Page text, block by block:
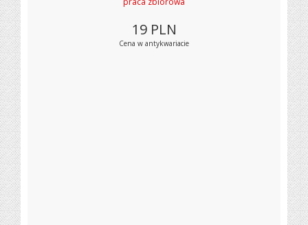
19 PLN
Cena w antykwariacie